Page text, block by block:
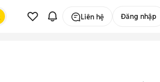
Liên hệ Đăng nhập